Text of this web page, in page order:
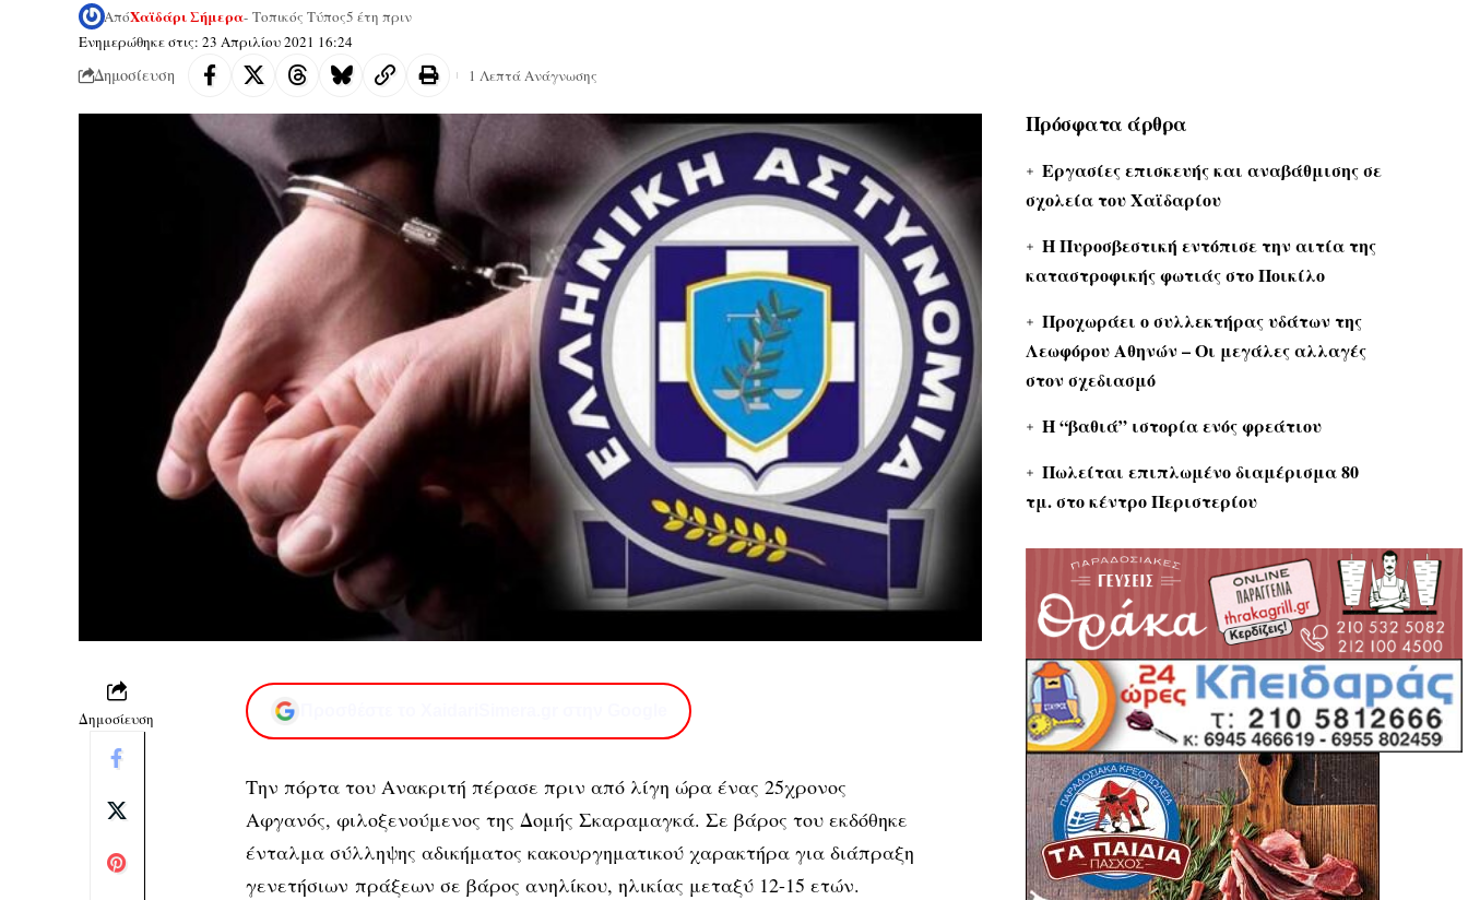
Ενημερώθηκε στις: 23 Απριλίου 2021 16:24
ΑπόΧαϊδάρι Σήμερα- Τοπικός Τύπος5 έτη πριν
Δημοσίευση 1 Λεπτά Ανάγνωσης
Δημοσίευση
Την πόρτα του Ανακριτή πέρασε πριν από λίγη ώρα ένας 25χρονος
Αφγανός, φιλοξενούμενος της Δομής Σκαραμαγκά. Σε βάρος του εκδόθηκε
ένταλμα σύλληψης αδικήματος κακουργηματικού χαρακτήρα για διάπραξη
γενετήσιων πράξεων σε βάρος ανηλίκου, ηλικίας μεταξύ 12-15 ετών.
Πρόσφατα άρθρα
Εργασίες επισκευής και αναβάθμισης σε
σχολεία του Χαϊδαρίου
Η Πυροσβεστική εντόπισε την αιτία της
καταστροφικής φωτιάς στο Ποικίλο
Προχωράει ο συλλεκτήρας υδάτων της
Λεωφόρου Αθηνών – Οι μεγάλες αλλαγές
στον σχεδιασμό
Η “βαθιά” ιστορία ενός φρεάτιου
Πωλείται επιπλωμένο διαμέρισμα 80
τμ. στο κέντρο Περιστερίου